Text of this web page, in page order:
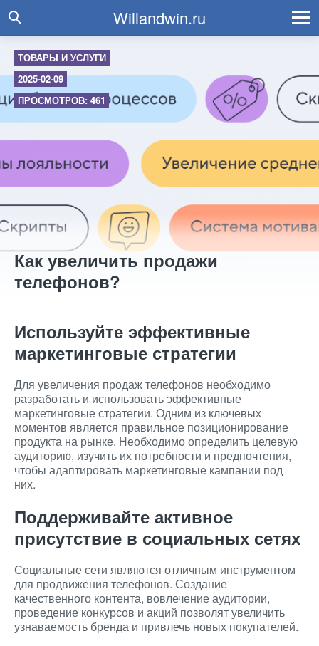
Willandwin.ru
ТОВАРЫ И УСЛУГИ
2025-02-09
ПРОСМОТРОВ: 461
Как увеличить продажи
телефонов?
Используйте эффективные
маркетинговые стратегии
Для увеличения продаж телефонов необходимо
разработать и использовать эффективные
маркетинговые стратегии. Одним из ключевых
моментов является правильное позиционирование
продукта на рынке. Необходимо определить целевую
аудиторию, изучить их потребности и предпочтения,
чтобы адаптировать маркетинговые кампании под
них.
Поддерживайте активное
присутствие в социальных сетях
Социальные сети являются отличным инструментом
для продвижения телефонов. Создание
качественного контента, вовлечение аудитории,
проведение конкурсов и акций позволят увеличить
узнаваемость бренда и привлечь новых покупателей.